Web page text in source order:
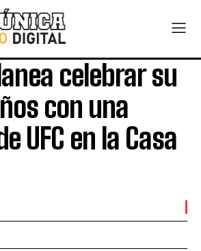
celebrar su
con una
UFC en la Casa